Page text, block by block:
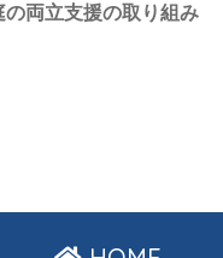
の両立支援の取り組み